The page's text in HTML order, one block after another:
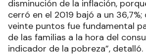
disminución de la inflación,
cerró en el 2019 bajó a un
veinte puntos fue fundamental
de las familias a la hora del
indicador de la pobreza”, detalló.